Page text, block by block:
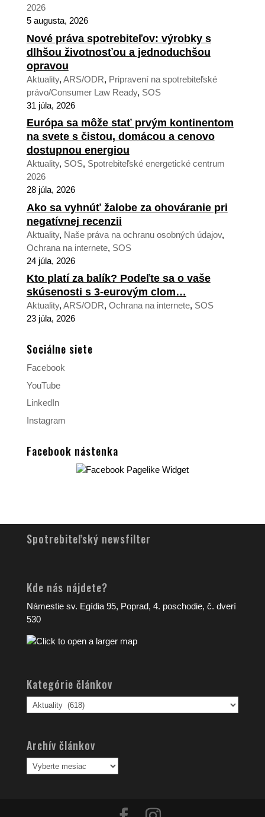
2026
5 augusta, 2026
Nové práva spotrebiteľov: výrobky s
dlhšou životnosťou a jednoduchšou
opravou
Aktuality, ARS/ODR, Pripravení na spotrebiteľské
právo/Consumer Law Ready, SOS
31 júla, 2026
Európa sa môže stať prvým kontinentom
na svete s čistou, domácou a cenovo
dostupnou energiou
Aktuality, SOS, Spotrebiteľské energetické centrum
2026
28 júla, 2026
Ako sa vyhnúť žalobe za ohováranie pri
negatívnej recenzii
Aktuality, Naše práva na ochranu osobných údajov,
Ochrana na internete, SOS
24 júla, 2026
Kto platí za balík? Podeľte sa o vaše
skúsenosti s 3-eurovým clom…
Aktuality, ARS/ODR, Ochrana na internete, SOS
23 júla, 2026
Sociálne siete
Facebook
YouTube
LinkedIn
Instagram
Facebook nástenka
Spotrebiteľský newsfilter
Kde nás nájdete?
Námestie sv. Egídia 95, Poprad, 4. poschodie, č. dverí
530
Kategórie článkov
Kategórie
článkov
Archív článkov
Archív
článkov